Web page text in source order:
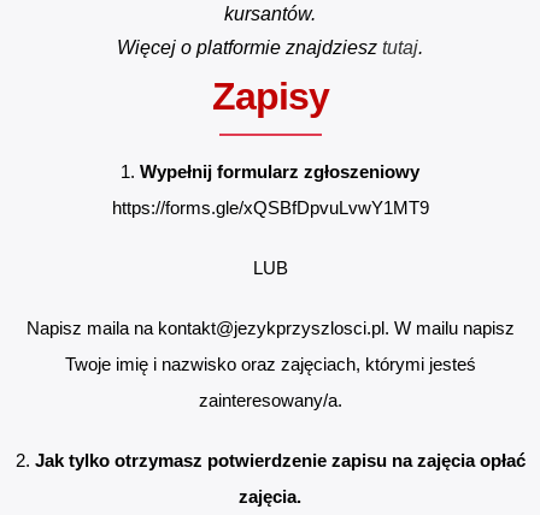
kursantów.
Więcej o platformie znajdziesz tutaj.
Zapisy
1. Wypełnij formularz zgłoszeniowy
https://forms.gle/xQSBfDpvuLvwY1MT9
LUB
Napisz maila na kontakt@jezykprzyszlosci.pl. W mailu napisz
Twoje imię i nazwisko oraz zajęciach, którymi jesteś
zainteresowany/a.
2. Jak tylko otrzymasz potwierdzenie zapisu na zajęcia opłać
zajęcia.